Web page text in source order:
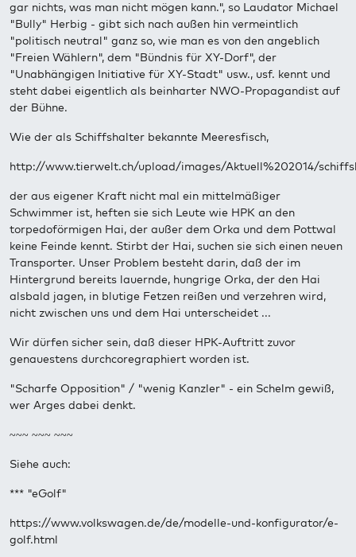
gar nichts, was man nicht mögen kann.", so Laudator Michael
"Bully" Herbig - gibt sich nach außen hin vermeintlich
"politisch neutral" ganz so, wie man es von den angeblich
"Freien Wählern", dem "Bündnis für XY-Dorf", der
"Unabhängigen Initiative für XY-Stadt" usw., usf. kennt und
steht dabei eigentlich als beinharter NWO-Propagandist auf
der Bühne.
Wie der als Schiffshalter bekannte Meeresfisch,
http://www.tierwelt.ch/upload/images/Aktuell%202014/
der aus eigener Kraft nicht mal ein mittelmäßiger
Schwimmer ist, heften sie sich Leute wie HPK an den
torpedoförmigen Hai, der außer dem Orka und dem Pottwal
keine Feinde kennt. Stirbt der Hai, suchen sie sich einen neuen
Transporter. Unser Problem besteht darin, daß der im
Hintergrund bereits lauernde, hungrige Orka, der den Hai
alsbald jagen, in blutige Fetzen reißen und verzehren wird,
nicht zwischen uns und dem Hai unterscheidet ...
Wir dürfen sicher sein, daß dieser HPK-Auftritt zuvor
genauestens durchcoregraphiert worden ist.
"Scharfe Opposition" / "wenig Kanzler" - ein Schelm gewiß,
wer Arges dabei denkt.
~~~ ~~~ ~~~
Siehe auch:
*** "eGolf"
https://www.volkswagen.de/de/modelle-und-konfigurator/e-
golf.html